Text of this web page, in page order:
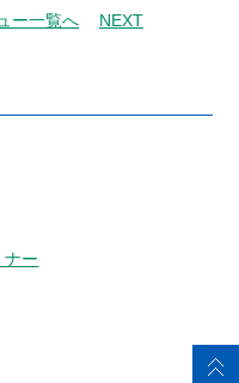
ー一覧へ NEXT
ナー